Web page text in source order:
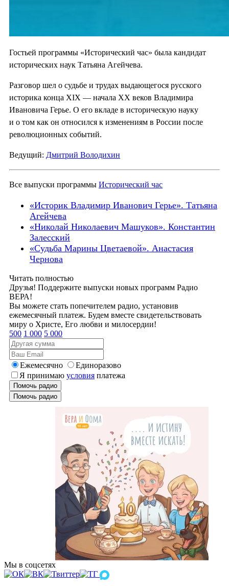
Гостьей программы «Исторический час» была кандидат
исторических наук Татьяна Агейчева.
Разговор шел о судьбе и трудах выдающегося русского
историка конца XIX — начала ХХ веков Владимира
Ивановича Герье. О его вкладе в историческую науку
и о том как он относился к изменениям в России после
революционных событий.
Ведущий: Дмитрий Володихин
Все выпуски программы Исторический час
«Историк Владимир Иванович Герье». Татьяна
Агейчева
«Николай Николаевич Машуков». Константин
Залесский
«Судьба Марины Цветаевой». Анастасия
Чернова
Читать полностью
Друзья! Поддержите выпуски новых программ Радио
ВЕРА!
Вы можете стать попечителем радио, установив
ежемесячный платеж. Будем вместе свидетельствовать
миру о Христе, Его любви и милосердии!
500 1 000 5 000
Ежемесячно
Единоразово
Я принимаю условия платежа
Помочь радио
Помочь радио
Мы в соцсетях